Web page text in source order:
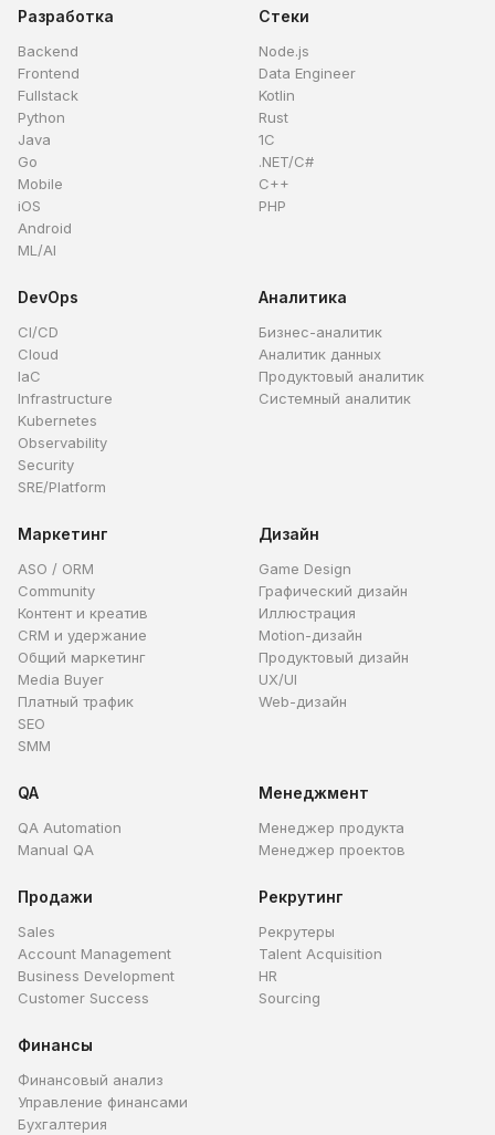
Разработка
Backend
Frontend
Fullstack
Python
Java
Go
Mobile
iOS
Android
ML/AI
Стеки
Node.js
Data Engineer
Kotlin
Rust
1C
.NET/C#
C++
PHP
DevOps
CI/CD
Cloud
IaC
Infrastructure
Kubernetes
Observability
Security
SRE/Platform
Аналитика
Бизнес-аналитик
Аналитик данных
Продуктовый аналитик
Системный аналитик
Маркетинг
ASO / ORM
Community
Контент и креатив
CRM и удержание
Общий маркетинг
Media Buyer
Платный трафик
SEO
SMM
Дизайн
Game Design
Графический дизайн
Иллюстрация
Motion-дизайн
Продуктовый дизайн
UX/UI
Web-дизайн
QA
QA Automation
Manual QA
Менеджмент
Менеджер продукта
Менеджер проектов
Продажи
Sales
Account Management
Business Development
Customer Success
Рекрутинг
Рекрутеры
Talent Acquisition
HR
Sourcing
Финансы
Финансовый анализ
Управление финансами
Бухгалтерия